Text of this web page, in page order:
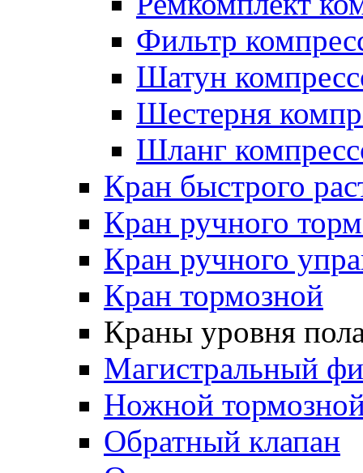
Фильтр
Шатун
Шестерня
Шланг
Кран быстрого
Кран ручного
Кран ручного
Кран тормозной
Краны уровня
Магистральный
Ножной
Обратный клапан